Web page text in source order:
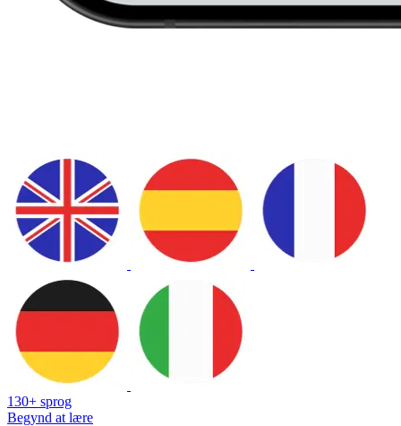
130+ sprog
Begynd at lære